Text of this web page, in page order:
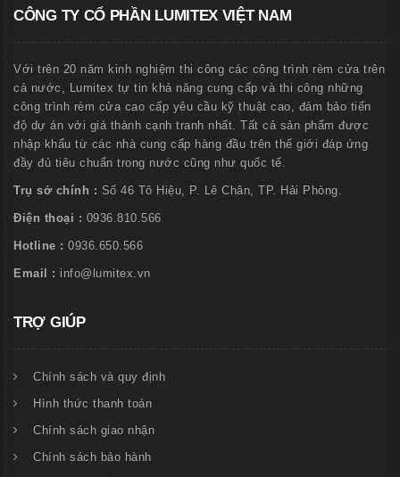
CÔNG TY CỔ PHẦN LUMITEX VIỆT NAM
Với trên 20 năm kinh nghiệm thi công các công trình rèm cửa trên
cả nước, Lumitex tự tin khả năng cung cấp và thi công những
công trình rèm cửa cao cấp yêu cầu kỹ thuật cao, đảm bảo tiến
độ dự án với giá thành cạnh tranh nhất. Tất cả sản phẩm được
nhập khẩu từ các nhà cung cấp hàng đầu trên thế giới đáp ứng
đầy đủ tiêu chuẩn trong nước cũng như quốc tế.
Trụ sở chính : Số 46 Tô Hiệu, P. Lê Chân, TP. Hải Phòng.
Điện thoại : 0936.810.566
Hotline : 0936.650.566
Email : info@lumitex.vn
TRỢ GIÚP
Chính sách và quy định
Hình thức thanh toán
Chính sách giao nhận
Chính sách bảo hành